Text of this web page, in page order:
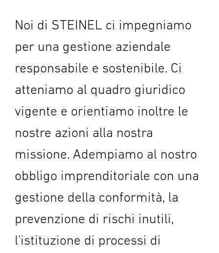
Noi di STEINEL ci impegniamo
per una gestione aziendale
responsabile e sostenibile. Ci
atteniamo al quadro giuridico
vigente e orientiamo inoltre le
nostre azioni alla nostra
missione. Adempiamo al nostro
obbligo imprenditoriale con una
gestione della conformità, la
prevenzione di rischi inutili,
l'istituzione di processi di